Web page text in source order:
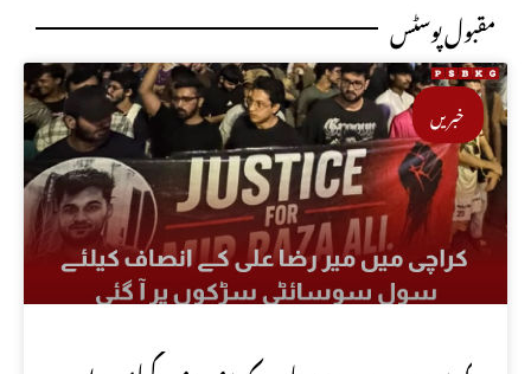
مقبول پوسٹس
خبریں